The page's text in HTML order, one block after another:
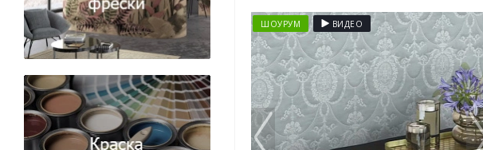
ШОУРУМ ВИДЕО